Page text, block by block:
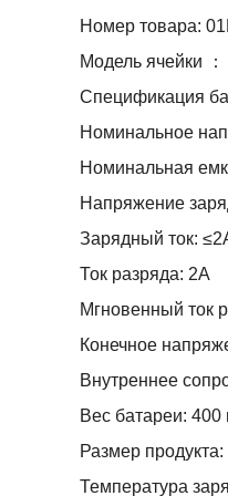
Номер товара:
Модель ячейки
Спецификация
Номинальное
Номинальная
Напряжение
Зарядный ток:
Ток разряда: 2А
Мгновенный ток
Конечное
Внутреннее
Вес батареи: 400
Размер
Температура